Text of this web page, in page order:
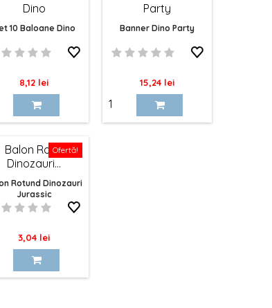
10 Baloane Dino
Pret
8,12 lei
Banner Dino Party
Pret
15,24 lei
Ofertă!
Rotund Dinozauri
Jurassic
Pret
3,04 lei